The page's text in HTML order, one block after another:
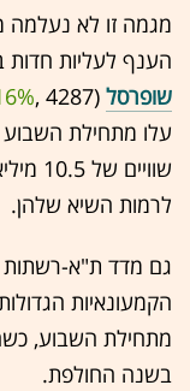
מגמה זו לא נעלמה
הענף לעליות חדות
שופרסל (4287 ,‎
לרמות השיא שלהן.
גם מדד ת"א-רשתות
בשנה החולפת.